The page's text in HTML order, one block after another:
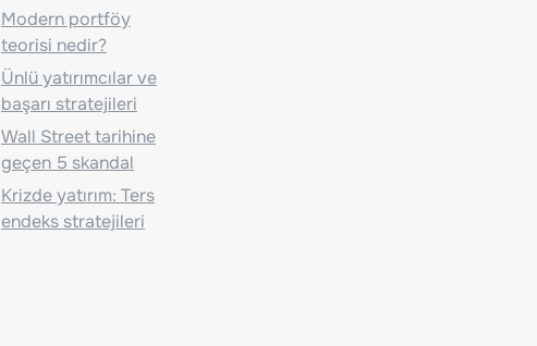
Modern portföy
teorisi nedir?
Ünlü yatırımcılar ve
başarı stratejileri
Wall Street tarihine
geçen 5 skandal
Krizde yatırım: Ters
endeks stratejileri